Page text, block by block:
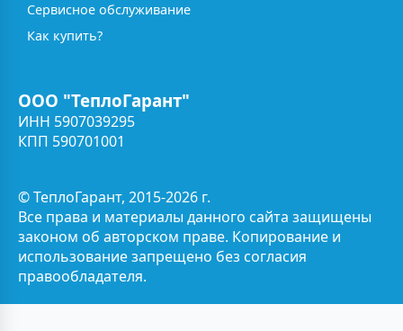
Сервисное обслуживание
Как купить?
ООО "ТеплоГарант"
ИНН 5907039295
КПП 590701001
© ТеплоГарант, 2015-2026 г.
Все права и материалы данного сайта защищены
законом об авторском праве. Копирование и
использование запрещено без согласия
правообладателя.